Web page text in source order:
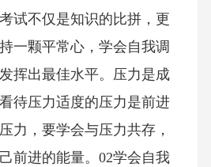
试不仅是知识的比拼，更
一颗平常心，学会自我调
挥出最佳水平。压力是成
待压力适度的压力是前进
力，要学会与压力共存，
前进的能量。02学会自我